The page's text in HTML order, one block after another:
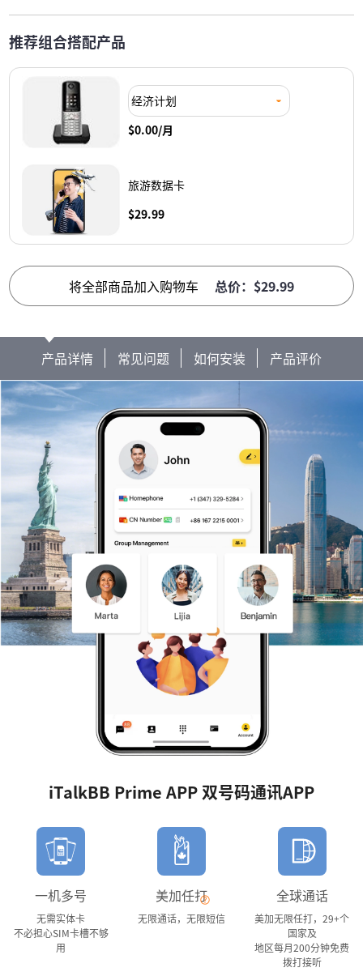
推荐组合搭配产品
经济计划
$0.00/月
旅游数据卡
$29.99
总价：$29.99
将全部商品加入购物车
产品详情 常见问题 如何安装 产品评价
iTalkBB Prime APP 双号码通讯APP
一机多号
无需实体卡
不必担心SIM卡槽不够
用
美加任打
无限通话，无限短信
全球通话
美加无限任打，29+个
国家及
地区每月200分钟免费
拨打接听